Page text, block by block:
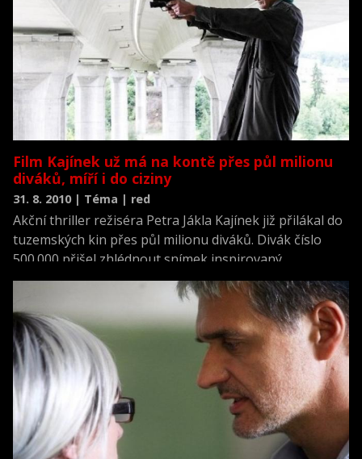
Film Kajínek už má na kontě přes půl milionu
diváků, míří i do ciziny
31. 8. 2010 | Téma | red
Akční thriller režiséra Petra Jákla Kajínek již přilákal do
tuzemských kin přes půl milionu diváků. Divák číslo
500.000 přišel zhlédnout snímek inspirovaný
skutečným případem Jiřího Kajínka v neděli 29. srpna.
Také o víkendu zaujal první místo tabulky návštěvnosti,
když ho podle informací Unie filmových distributorů
vidělo téměř 48.000 lidí.